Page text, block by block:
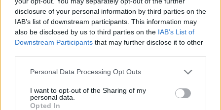
disclosure of your personal information by third parties on the
IAB’s list of downstream participants. This information may
also be disclosed by us to third parties on the IAB’s List of
Downstream Participants that may further disclose it to other
Personal Data Processing Opt Outs
I want to opt-out of the Sharing of my
personal data.
Opted In
αποτελούν «παράπλευρες απώλειες» του
πολέμου που μαίνεται στο κυβερνοδιάστημα, με
όλο και περισσότερους υπολογιστές ανά τον
κόσμο να πέφτουν θύματα των χάκερς. Όπως
τόνισαν οι ειδικοί, το ιατρικό λογισμικό έχει
κάνει θαύματα στην ιατρική, όμως δεν πρέπει να
ξεχνά κανείς ότι παραμένει πάντα λογισμικό,
άρα ευάλωτο σε επιθέσεις ιών υπολογιστών.